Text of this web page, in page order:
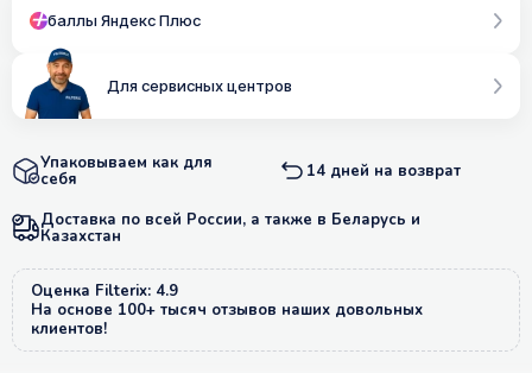
баллы Яндекс Плюс
Для сервисных центров
Упаковываем как для
себя 14 дней на возврат
Доставка по всей России, а также в Беларусь и
Казахстан
Оценка Filterix: 4.9
На основе 100+ тысяч отзывов наших довольных
клиентов!